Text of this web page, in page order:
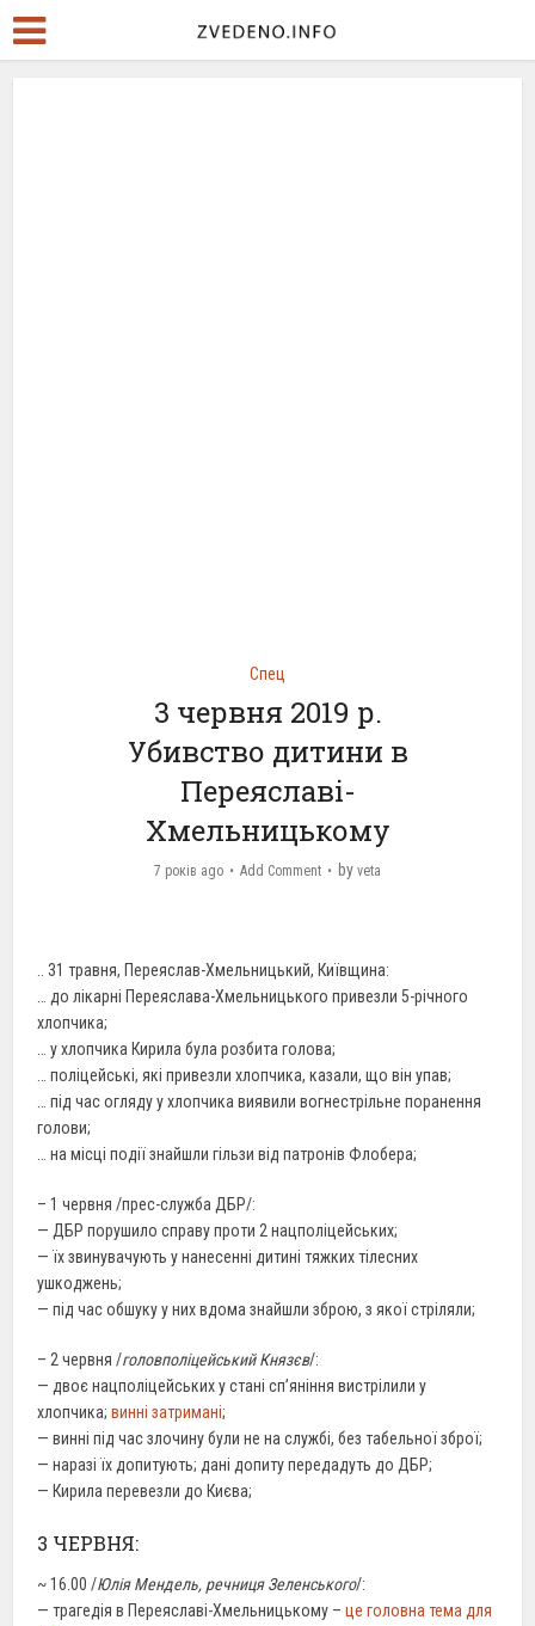
Спец
3 червня 2019 р.
Убивство дитини в
Переяславі-
Хмельницькому
7 років ago Add Comment by veta
.. 31 травня, Переяслав-Хмельницький, Київщина:
… до лікарні Переяслава-Хмельницького привезли 5-річного
хлопчика;
… у хлопчика Кирила була розбита голова;
… поліцейські, які привезли хлопчика, казали, що він упав;
… під час огляду у хлопчика виявили вогнестрільне поранення
голови;
… на місці події знайшли гільзи від патронів Флобера;
– 1 червня /прес-служба ДБР/:
— ДБР порушило справу проти 2 нацполіцейських;
— їх звинувачують у нанесенні дитині тяжких тілесних
ушкоджень;
— під час обшуку у них вдома знайшли зброю, з якої стріляли;
– 2 червня /головполіцейський Князєв/:
— двоє нацполіцейських у стані сп’яніння вистрілили у
хлопчика;винні затримані;
— винні під час злочину були не на службі, без табельної зброї;
— наразі їх допитують; дані допиту передадуть до ДБР;
— Кирила перевезли до Києва;
3 ЧЕРВНЯ:
~ 16.00 /Юлія Мендель, речниця Зеленського/:
— трагедія в Переяславі-Хмельницькому – це головна тема для